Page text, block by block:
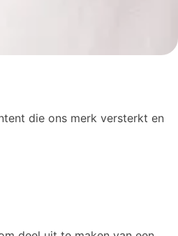
die ons merk versterkt en